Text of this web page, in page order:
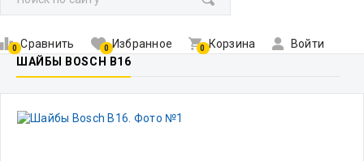
0 Сравнить 0 Избранное 0 Корзина
Войти
ШАЙБЫ BOSCH B16